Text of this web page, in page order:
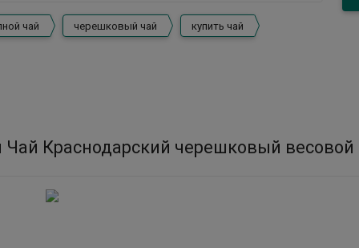
чай черешковый чай купить чай
Краснодарский черешковый весовой